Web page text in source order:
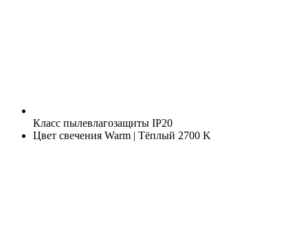
Класс пылевлагозащиты IP20
Цвет свечения Warm | Тёплый 2700 K